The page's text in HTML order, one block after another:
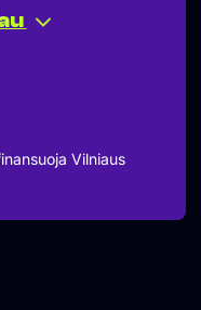
if the event is
Vilniaus